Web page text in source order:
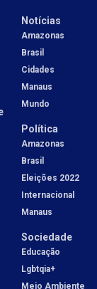
Notícias
Amazonas
Brasil
Cidades
Manaus
Mundo
Política
Amazonas
Brasil
Eleições 2022
Internacional
Manaus
Sociedade
Educação
Lgbtqia+
Meio Ambiente